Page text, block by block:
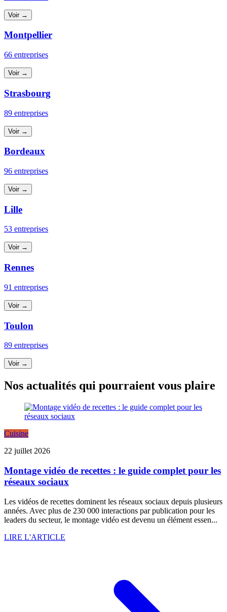
Voir →
Montpellier
66 entreprises
Voir →
Strasbourg
89 entreprises
Voir →
Bordeaux
96 entreprises
Voir →
Lille
53 entreprises
Voir →
Rennes
91 entreprises
Voir →
Toulon
89 entreprises
Voir →
Nos actualités qui pourraient vous plaire
Cuisine
22 juillet 2026
Montage vidéo de recettes : le guide complet pour les
réseaux sociaux
Les vidéos de recettes dominent les réseaux sociaux depuis plusieurs
années. Avec plus de 230 000 interactions par publication pour les
leaders du secteur, le montage vidéo est devenu un élément essen...
LIRE L'ARTICLE